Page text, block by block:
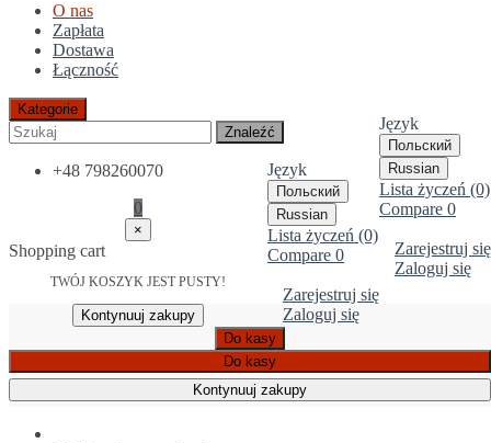
O nas
Zapłata
Dostawa
Łączność
Język
Польский
Russian
Lista życzeń (0)
Compare 0
Zarejestruj się
Zaloguj się
Kategorie
Znaleźć
Język
Польский
Russian
Lista życzeń (0)
Compare 0
Zarejestruj się
Zaloguj się
+48 798260070
0
×
Shopping cart
TWÓJ KOSZYK JEST PUSTY!
Kontynuuj zakupy
Do kasy
Do kasy
Kontynuuj zakupy